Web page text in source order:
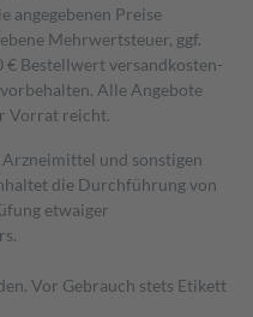
angegebenen Preise
Mehrwertsteuer, ggf.
€ Bestell­wert versand­kosten­
Alle Angebote
Vorrat reicht.
und sonstigen
die Durchführung von
etwaiger
Vor Gebrauch stets Etikett